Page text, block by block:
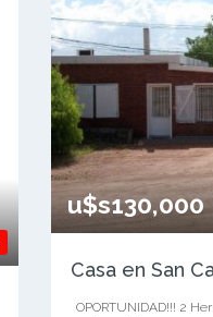
u$s130,000
Casa en San
OPORTUNIDAD!!! 2